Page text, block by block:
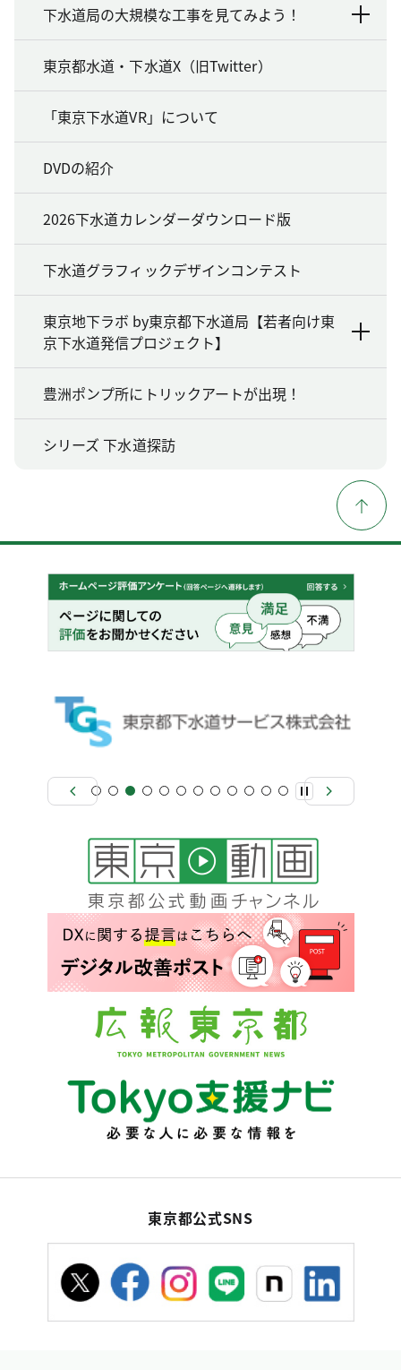
下水道局の大規模な工事を見てみよう！
東京都水道・下水道X（旧Twitter）
「東京下水道VR」について
DVDの紹介
2026下水道カレンダーダウンロード版
下水道グラフィックデザインコンテスト
東京地下ラボ by東京都下水道局【若者向け東
京下水道発信プロジェクト】
豊洲ポンプ所にトリックアートが出現！
シリーズ 下水道探訪
東京都公式SNS